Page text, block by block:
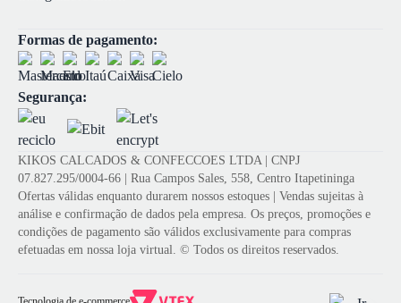
Formas de pagamento:
Segurança:
KIKOS CALCADOS & CONFECCOES LTDA | CNPJ
07.827.295/0004-66 | Rua Campos Sales, 558, Centro Itapetininga
Ofertas válidas enquanto durarem nossos estoques | Vendas sujeitas à
análise e confirmação de dados pela empresa. Os preços, promoções e
condições de pagamento são válidos exclusivamente para compras
efetuadas em nossa loja virtual. © Todos os direitos reservados.